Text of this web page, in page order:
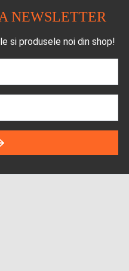
NEWSLETTER
si produsele noi din shop!